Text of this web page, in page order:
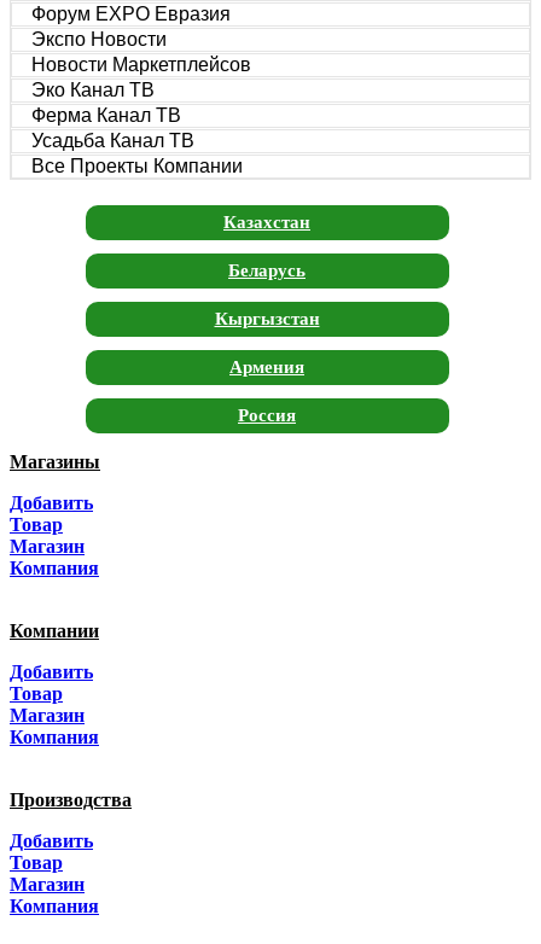
Форум EXPO Евразия
Экспо Новости
Новости Маркетплейсов
Эко Канал ТВ
Ферма Канал ТВ
Усадьба Канал ТВ
Все Проекты Компании
Казахстан
Беларусь
Кыргызстан
Армения
Россия
Магазины
Добавить
Товар
Магазин
Компания
Компании
Добавить
Товар
Магазин
Компания
Производства
Добавить
Товар
Магазин
Компания